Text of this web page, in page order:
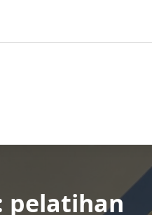
pelatihan